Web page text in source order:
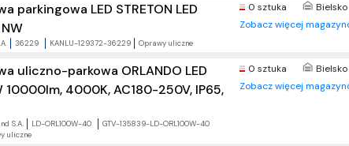
parkingowa LED STRETON LED
36229 KANLU-129372-36229 Oprawy uliczne
0 sztuka
Bielsko
Zobacz więcej
uliczno-parkowa ORLANDO LED
10000lm, 4000K, AC180-250V, IP65,
S.A. LD-ORL100W-40
GTV-135839-LD-ORL100W-40
uliczne
0 sztuka
Bielsko
Zobacz więcej